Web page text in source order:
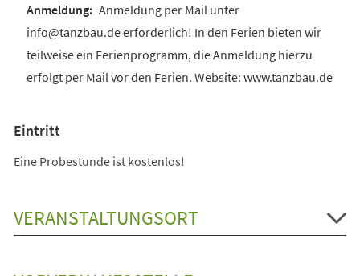
Anmeldung per Mail unter
info@tanzbau.de erforderlich! In den Ferien bieten wir
teilweise ein Ferienprogramm, die Anmeldung hierzu
erfolgt per Mail vor den Ferien. Website: www.tanzbau.de
Eintritt
Eine Probestunde ist kostenlos!
VERANSTALTUNGSORT